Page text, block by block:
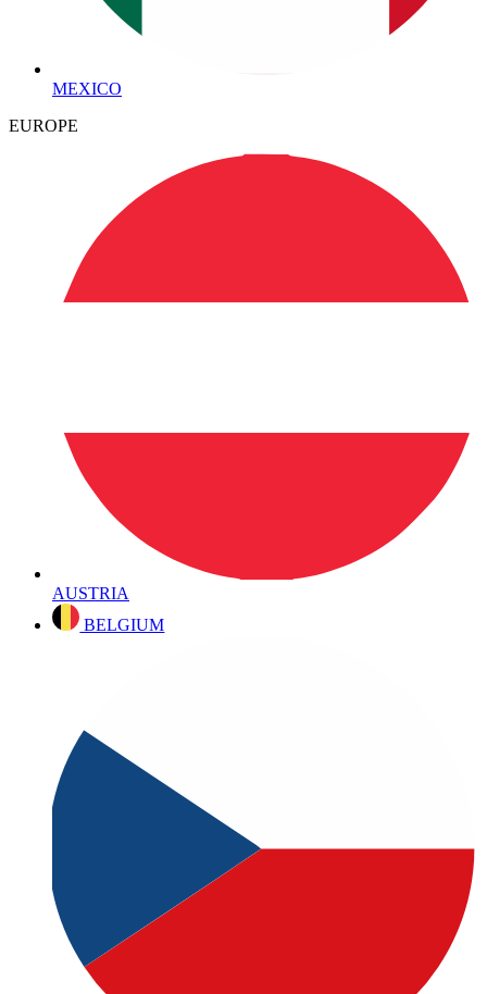
MEXICO
EUROPE
AUSTRIA
BELGIUM